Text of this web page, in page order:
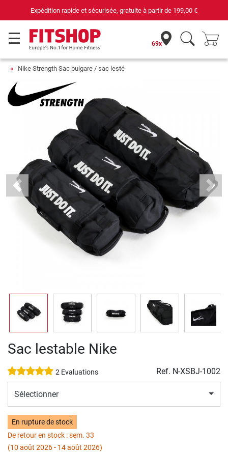
Expédition rapide et sécurisée, gratuite à partir de 199,00 €
69x
Nike Strength Sac bulgare / sac lesté
Previous Next
Sac lestable Nike
2 Evaluations Ref. N-XSBJ-1002
Sélectionner
En rupture de stock
De retour en stock : sem. 33
(10 août 2026 - 14 août 2026)